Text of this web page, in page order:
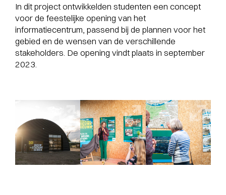
In dit project ontwikkelden studenten een concept
voor de feestelijke opening van het
informatiecentrum, passend bij de plannen voor het
gebied en de wensen van de verschillende
stakeholders. De opening vindt plaats in september
2023.